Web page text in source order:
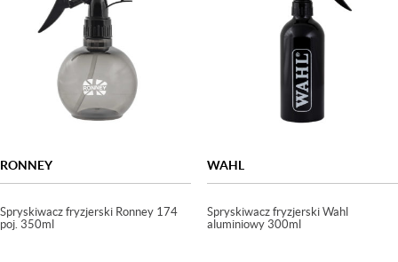
RONNEY
Spryskiwacz fryzjerski Ronney 174
poj. 350ml
WAHL
Spryskiwacz fryzjerski Wahl
aluminiowy 300ml